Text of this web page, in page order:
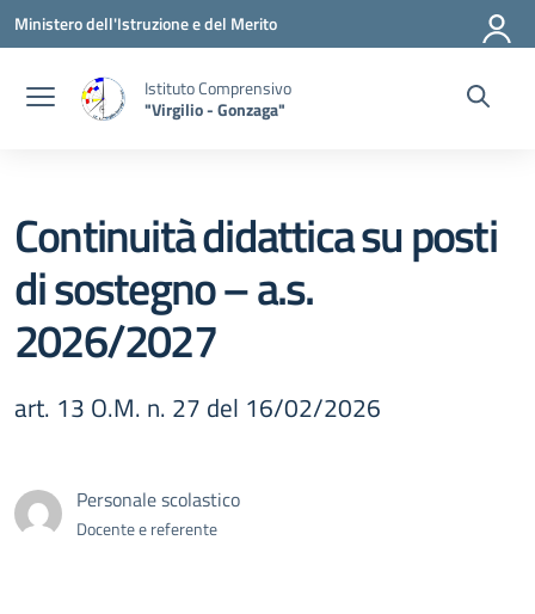
Vai ai contenuti
Vai al menu di navigazione
Vai al footer
Ministero dell'Istruzione e del Merito
Istituto Comprensivo
"Virgilio - Gonzaga"
Continuità didattica su posti
di sostegno – a.s.
2026/2027
art. 13 O.M. n. 27 del 16/02/2026
Personale scolastico
Docente e referente